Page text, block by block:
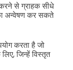
से ग्राहक सीधे
अन्वेषण कर सकते
करता है जो
जिन्हें विस्तृत